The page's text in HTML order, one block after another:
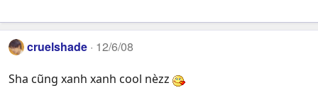
cruelshade 12/6/08
Sha cũng xanh xanh cool nèzz